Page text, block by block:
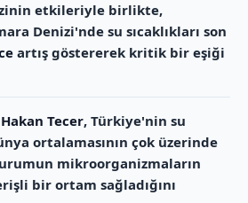
etkileriyle birlikte,
Denizi'nde su sıcaklıkları son
artış göstererek kritik bir eşiği
Tecer, Türkiye'nin su
ortalamasının çok üzerinde
mikroorganizmaların
bir ortam sağladığını